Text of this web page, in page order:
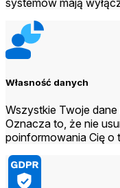
Własność danych
Wszystkie Twoje
Oznacza to, że nie
poinformowania Cię o